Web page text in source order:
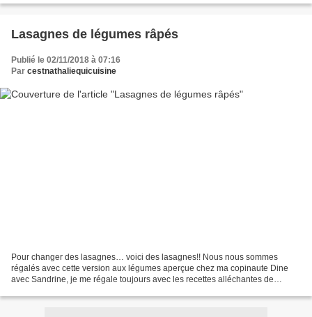
Lasagnes de légumes râpés
Publié le 02/11/2018 à 07:16
Par cestnathaliequicuisine
Pour changer des lasagnes… voici des lasagnes!! Nous nous sommes
régalés avec cette version aux légumes aperçue chez ma copinaute Dine
avec Sandrine, je me régale toujours avec les recettes alléchantes de